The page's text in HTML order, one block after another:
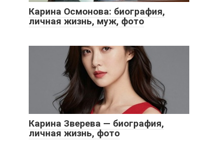
Карина Осмонова: биография,
личная жизнь, муж, фото
Карина Зверева — биография,
личная жизнь, фото